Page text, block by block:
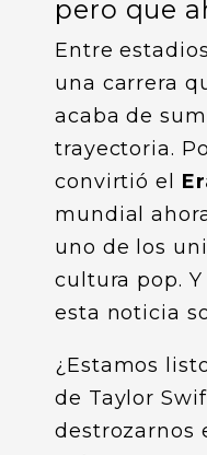
pero que
Entre
una carrera
acaba de
trayectoria.
convirtió el
mundial
uno de los
cultura pop.
esta noticia
¿Estamos
de Taylor
destrozarnos